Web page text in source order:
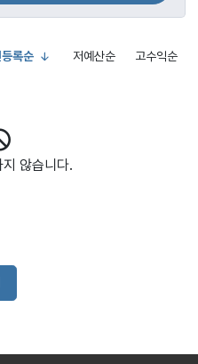
록순 저예산순 고수익순
않습니다.